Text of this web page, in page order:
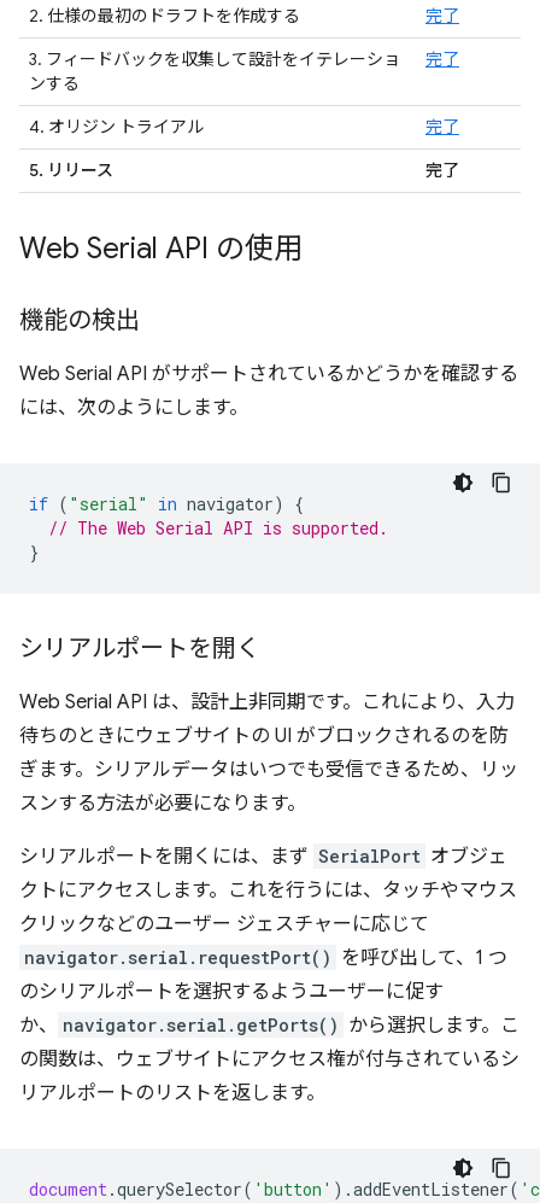
2. 仕様の最初のドラフトを作成する
完了
3. フィードバックを収集して設計をイテレーショ
ンする
完了
4. オリジン トライアル
完了
5. リリース
完了
Web Serial API の使用
機能の検出
Web Serial API がサポートされているかどうかを確認する
には、次のようにします。
if ( "serial" in navigator)
{
// The Web Serial API is supported.
}
シリアルポートを開く
Web Serial API は、設計上非同期です。これにより、入力
待ちのときにウェブサイトの UI がブロックされるのを防
ぎます。シリアルデータはいつでも受信できるため、リッ
スンする方法が必要になります。
シリアルポートを開くには、まず SerialPort オブジェ
クトにアクセスします。これを行うには、タッチやマウス
クリックなどのユーザー ジェスチャーに応じて
navigator.serial.requestPort() を呼び出して、1 つ
のシリアルポートを選択するようユーザーに促す
か、
navigator.serial.getPorts() から選択します。こ
の関数は、ウェブサイトにアクセス権が付与されているシ
リアルポートのリストを返します。
document.querySelector( 'button' ).addEventListener(